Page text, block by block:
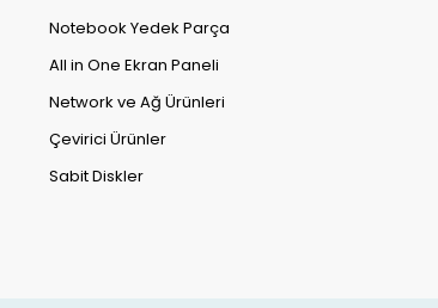
Notebook Yedek Parça
All in One Ekran Paneli
Network ve Ağ Ürünleri
Çevirici Ürünler
Sabit Diskler